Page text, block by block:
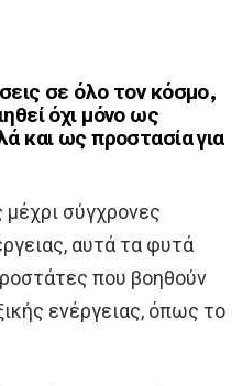
σε όλο τον κόσμο,
όχι μόνο ως
και ως προστασία για
σύγχρονες
αυτά τα φυτά
που βοηθούν
ενέργειας, όπως το